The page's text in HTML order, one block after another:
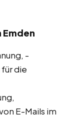
-
die
E-Mails im